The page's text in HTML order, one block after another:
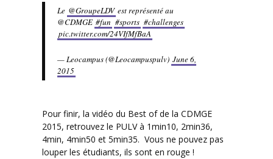
Le @GroupeLDV est représenté au
@CDMGE #fun #sports #challenges
pic.twitter.com/24VIfMfBaA
— Leocampus (@Leocampuspulv) June 6,
2015
Pour finir, la vidéo du Best of de la CDMGE
2015, retrouvez le PULV à 1min10, 2min36,
4min, 4min50 et 5min35. Vous ne pouvez pas
louper les étudiants, ils sont en rouge !